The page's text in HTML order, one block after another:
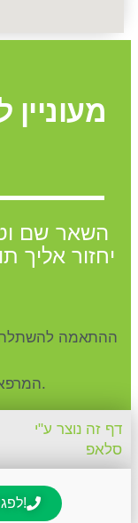
השאר שם
*המרפאה שלנו ממוקמת ברמת גן.
דף זה נוצר ע"י
סלאפ
לפגישת ייעוץ בחינם - חייג עכשיו!